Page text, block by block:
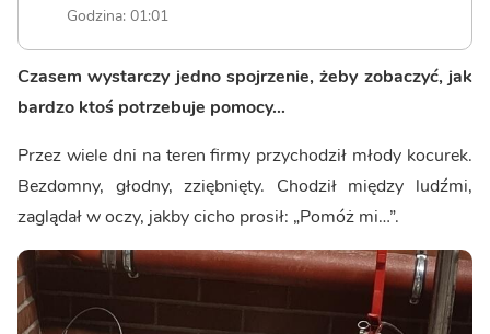
Godzina: 01:01
Czasem wystarczy jedno spojrzenie, żeby zobaczyć, jak
bardzo ktoś potrzebuje pomocy…
Przez wiele dni na teren firmy przychodził młody kocurek.
Bezdomny, głodny, zziębnięty. Chodził między ludźmi,
zaglądał w oczy, jakby cicho prosił: „Pomóż mi…”.